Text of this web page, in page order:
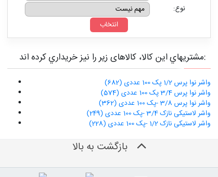
نوع:
مشتريهاي اين کالا، کالاهای زیر را نیز خريداري کرده اند:
واشر نوا پرس 1/2 پک 100 عددی (682)
واشر نوا پرس 3/4 پک 100 عددی (574)
واشر نوا پرس 3/8 -پک 100 عددی (362)
واشر لاستیکی نازک 3/4 -پک 100 عددی (249)
واشر لاستیکی نازک 1/2 -پک 100 عددی (228)
بازگشت به بالا